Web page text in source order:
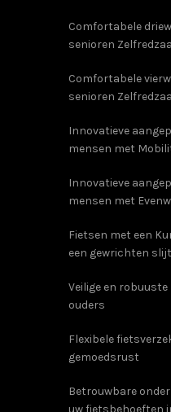
Comfortabele
senioren
Comfortabele
senioren
Innovatieve
mensen met
Innovatieve
mensen met
Fietsen met een
een gewrichten
Veilige en
ouders
Flexibele
gemoedsrust
Betrouwbare
uw fietsbehoeften